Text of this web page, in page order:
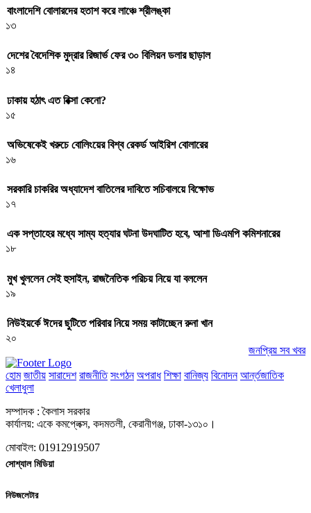
বাংলাদেশি বোলারদের হতাশ করে লাঞ্চে শ্রীলঙ্কা
১৩
দেশের বৈদেশিক মুদ্রার রিজার্ভ ফের ৩০ বিলিয়ন ডলার ছাড়াল
১৪
ঢাকায় হঠাৎ এত রিক্সা কেনো?
১৫
অভিষেকেই খরুচে বোলিংয়ের বিশ্ব রেকর্ড আইরিশ বোলারের
১৬
সরকারি চাকরির অধ্যাদেশ বাতিলের দাবিতে সচিবালয়ে বিক্ষোভ
১৭
এক সপ্তাহের মধ্যে সাম্য হত্যার ঘটনা উদঘাটিত হবে, আশা ডিএমপি কমিশনারের
১৮
মুখ খুললেন সেই হুসাইন, রাজনৈতিক পরিচয় নিয়ে যা বললেন
১৯
নিউইয়র্কে ঈদের ছুটিতে পরিবার নিয়ে সময় কাটাচ্ছেন রুনা খান
২০
জনপ্রিয় সব খবর
হোম জাতীয় সারাদেশ রাজনীতি সংগঠন অপরাধ শিক্ষা বানিজ্য বিনোদন আর্ন্তজাতিক
খেলাধুলা
সম্পাদক : কৈলাস সরকার
কার্যালয়: একে কমপ্লেক্স, কদমতলী, কেরানীগঞ্জ, ঢাকা-১৩১০।
মোবাইল: 01912919507
সোশ্যাল মিডিয়া
নিউজলেটার